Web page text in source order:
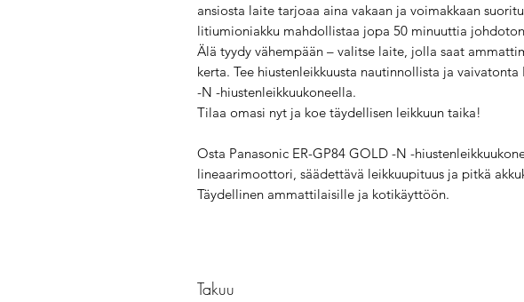
ansiosta laite tarjoaa aina vakaan ja voimakkaan
litiumioniakku mahdollistaa jopa 50 minuuttia
Älä tyydy vähempään – valitse laite, jolla saat
kerta. Tee hiustenleikkuusta nautinnollista ja vaivatonta
-N -hiustenleikkuukoneella.
Tilaa omasi nyt ja koe täydellisen leikkuun taika!
Osta Panasonic ER-GP84 GOLD -N -
lineaarimoottori, säädettävä leikkuupituus ja pitkä
Täydellinen ammattilaisille ja kotikäyttöön.
Takuu